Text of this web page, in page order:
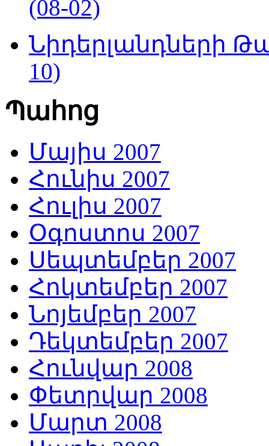
(08-02)
Նիդերլանդների
10)
Պահոց
Մայիս 2007
Հունիս 2007
Հուլիս 2007
Օգոստոս 2007
Սեպտեմբեր 2007
Հոկտեմբեր 2007
Նոյեմբեր 2007
Դեկտեմբեր 2007
Հունվար 2008
Փետրվար 2008
Մարտ 2008